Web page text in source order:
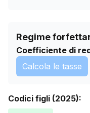
Regime
Coefficiente di
Calcola le tasse
Codici figli (2025):